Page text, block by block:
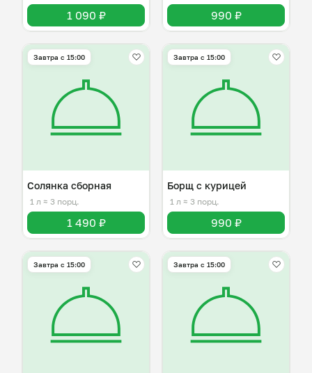
1 090 ₽ 990 ₽
Завтра c 15:00
Солянка сборная
1 л ≈ 3 порц.
1 490 ₽
Завтра c 15:00
Борщ с курицей
1 л ≈ 3 порц.
990 ₽
Завтра c 15:00 Завтра c 15:00